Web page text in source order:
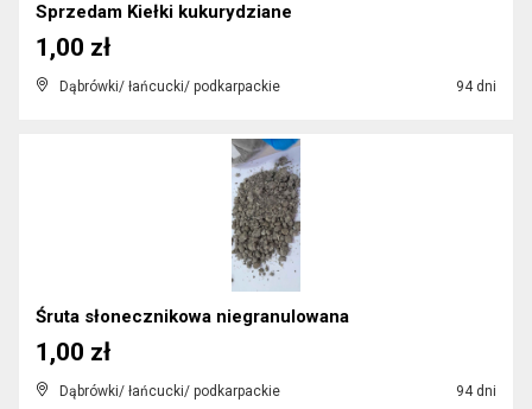
Sprzedam Kiełki kukurydziane
Dąbrówki/ łańcucki/ podkarpackie 94 dni
1,00 zł
Śruta słonecznikowa niegranulowana
Dąbrówki/ łańcucki/ podkarpackie 94 dni
1,00 zł